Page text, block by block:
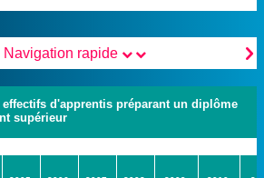

Navigation rapide
d'apprentis préparant un diplôme
supérieur